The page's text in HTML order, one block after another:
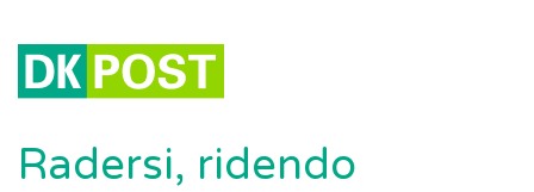
Radersi, ridendo